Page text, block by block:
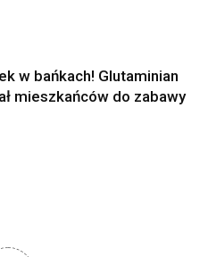
w bańkach! Glutaminian
mieszkańców do zabawy